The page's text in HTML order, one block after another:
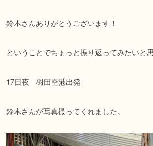
鈴木さんありがとうございます！
ということでちょっと振り返ってみたいと思
17日夜 羽田空港出発
鈴木さんが写真撮ってくれました。